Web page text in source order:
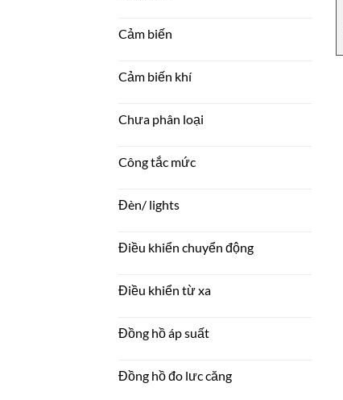
Cảm biến
Cảm biến khí
Chưa phân loại
Công tắc mức
Đèn/ lights
Điều khiển chuyển động
Điều khiển từ xa
Đồng hồ áp suất
Đồng hồ đo lưc căng